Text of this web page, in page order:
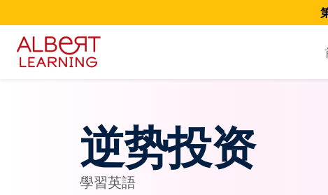
逆势投资
學習英語